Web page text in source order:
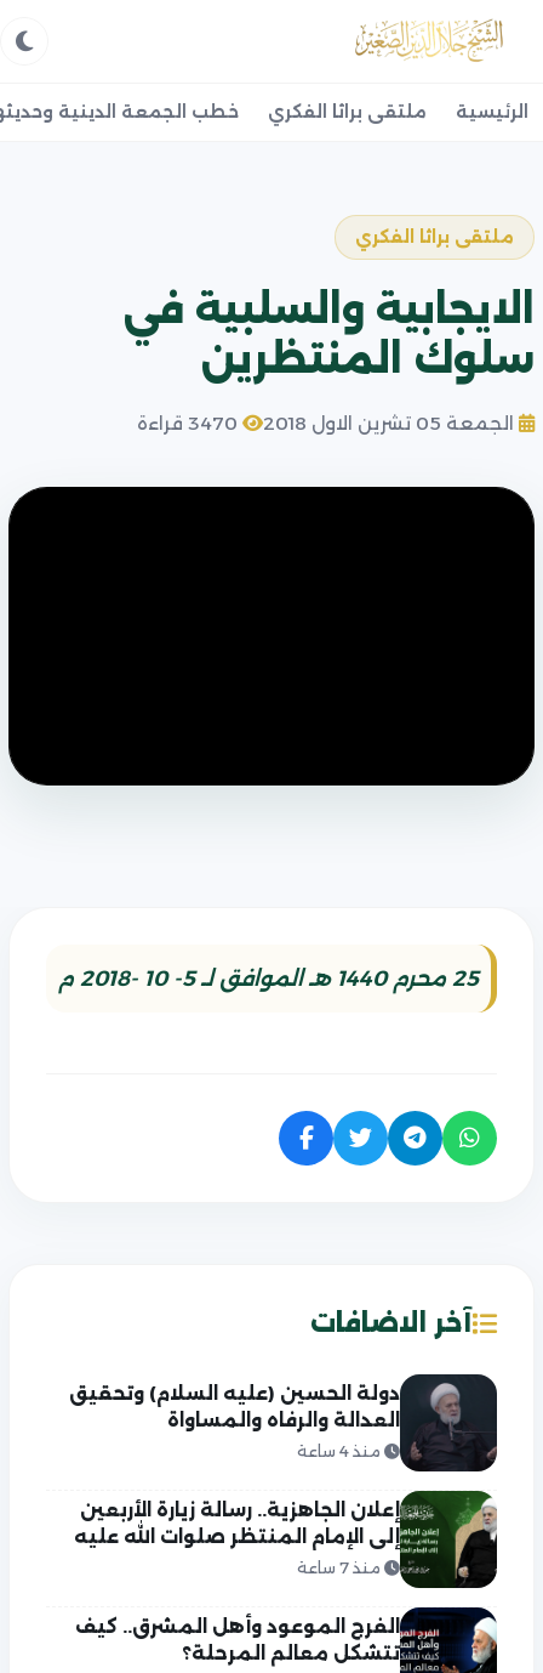
الرئيسية ملتقى براثا الفكري خطب الجمعة الدينية
ملتقى براثا الفكري
الايجابية والسلبية في
سلوك المنتظرين
الجمعة 05 تشرين الاول 2018
25 محرم 1440 هـ الموافق لـ 5- 10 -2018 م
آخر الاضافات
دولة الحسين (عليه السلام) وتحقيق
العدالة والرفاه والمساواة
منذ 4 ساعة
إعلان الجاهزية.. رسالة زيارة الأربعين
إلى الإمام المنتظر صلوات الله عليه
منذ 7 ساعة
الفرج الموعود وأهل المشرق.. كيف
تتشكل معالم المرحلة؟